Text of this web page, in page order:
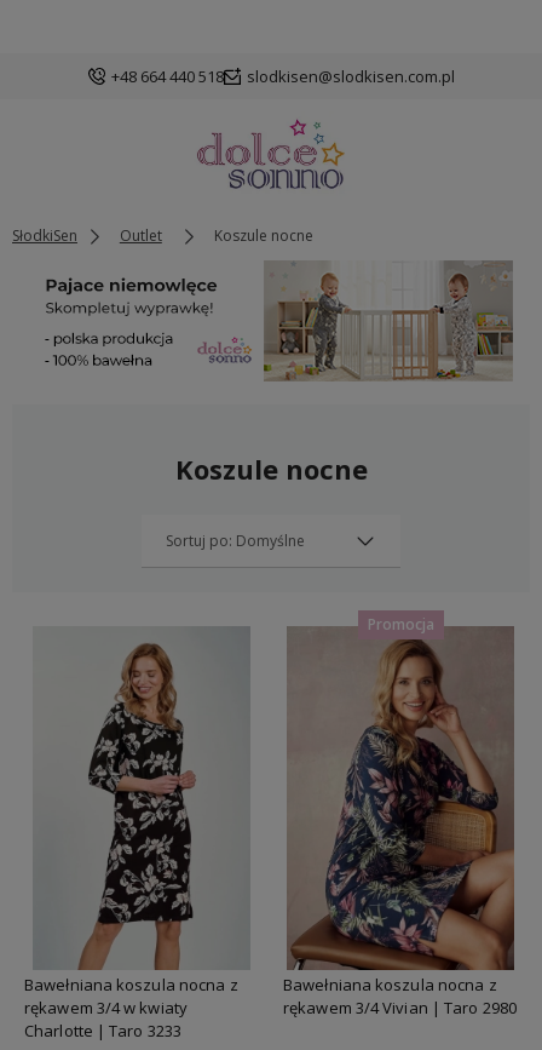
+48 664 440 518 slodkisen@slodkisen.com.pl
SłodkiSen Outlet Koszule nocne
Koszule nocne
Bawełniana koszula nocna z
rękawem 3/4 w kwiaty
Charlotte | Taro 3233
Bawełniana koszula nocna z
rękawem 3/4 Vivian | Taro 2980
Promocja